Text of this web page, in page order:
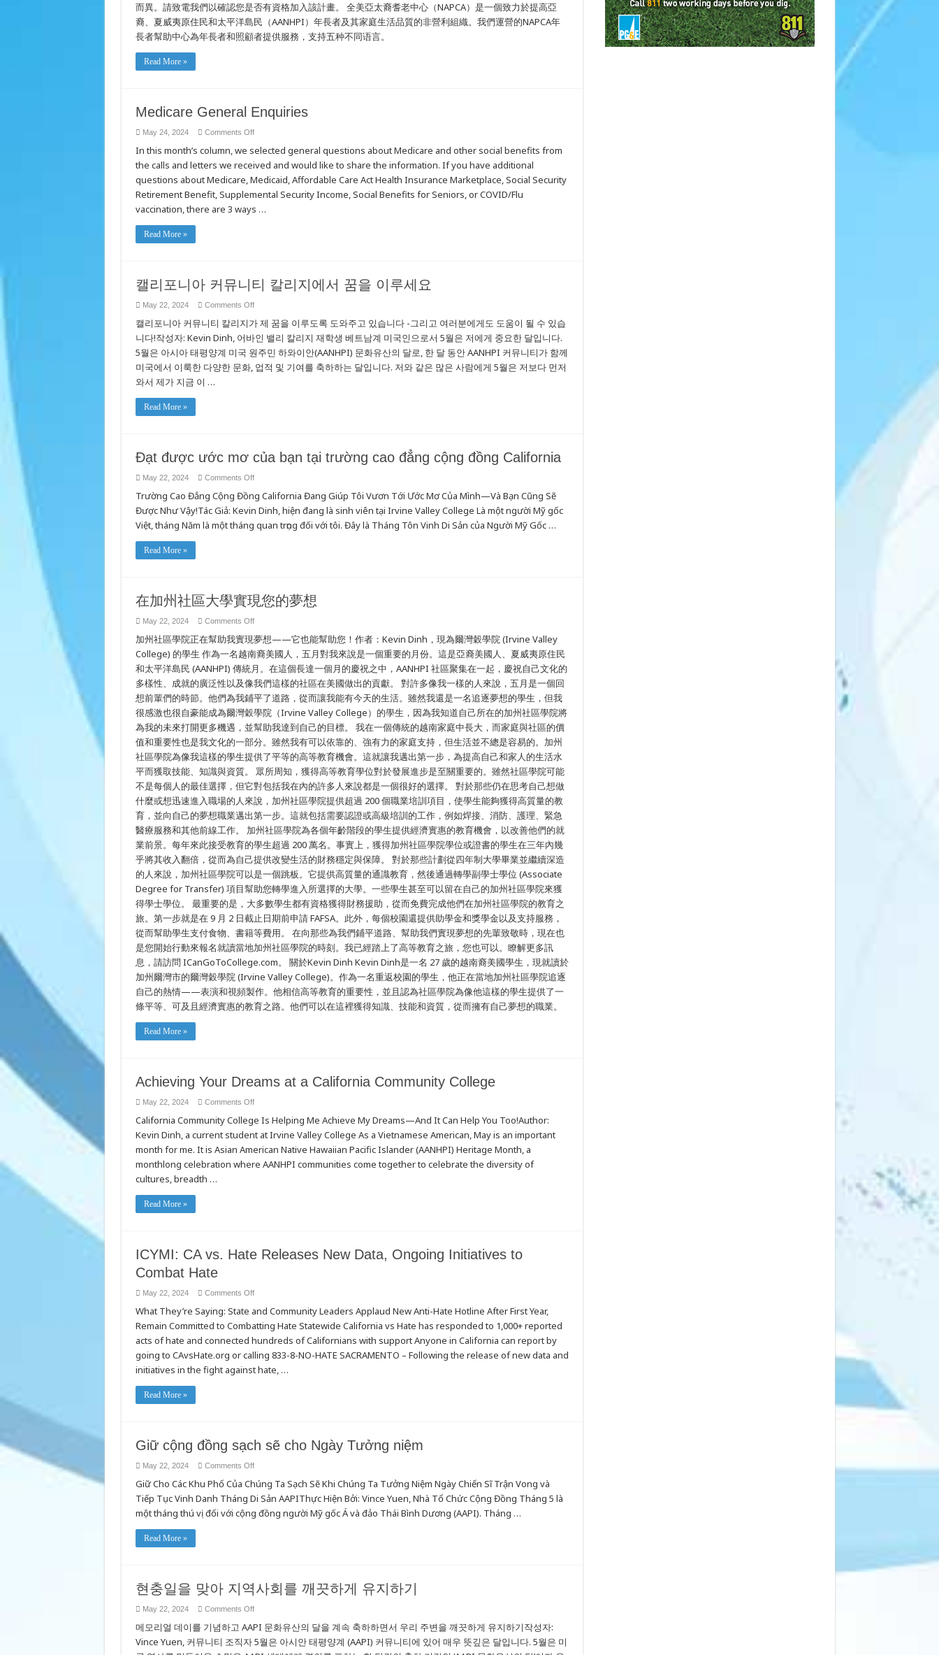
而異。請致電我們以確認您是否有資格加入該計畫。 全美亞太裔耆老中心（NAPCA）是一個致力於提高亞
裔、夏威夷原住民和太平洋島民（AANHPI）年長者及其家庭生活品質的非營利組織。我們運營的NAPCA年
長者幫助中心為年長者和照顧者提供服務，支持五种不同语言。
Read More »
Medicare General Enquiries
May 24, 2024 Comments Offon
General
Enquiries
In this month’s column, we selected general questions about Medicare and other social benefits from
the calls and letters we received and would like to share the information. If you have additional
questions about Medicare, Medicaid, Affordable Care Act Health Insurance Marketplace, Social Security
Retirement Benefit, Supplemental Security Income, Social Benefits for Seniors, or COVID/Flu
vaccination, there are 3 ways …
Read More »
캘리포니아 커뮤니티 칼리지에서 꿈을 이루세요
May 22, 2024 Comments Offon
리
포
니
아
커
꿈
이
세
요
캘리포니아 커뮤니티 칼리지가 제 꿈을 이루도록 도와주고 있습니다 -그리고 여러분에게도 도움이 될 수 있습
니다!작성자: Kevin Dinh, 어바인 밸리 칼리지 재학생 베트남계 미국인으로서 5월은 저에게 중요한 달입니다.
5월은 아시아 태평양계 미국 원주민 하와이안(AANHPI) 문화유산의 달로, 한 달 동안 AANHPI 커뮤니티가 함께
미국에서 이룩한 다양한 문화, 업적 및 기여를 축하하는 달입니다. 저와 같은 많은 사람에게 5월은 저보다 먼저
와서 제가 지금 이 …
Read More »
Đạt được ước mơ của bạn tại trường cao đẳng cộng đồng California
May 22, 2024 Comments Offon
được
ước
mơ
bạn
Trường Cao Đẳng Cộng Đồng California Đang Giúp Tôi Vươn Tới Ước Mơ Của Mình—Và Bạn Cũng Sẽ
Được Như Vậy!Tác Giả: Kevin Dinh, hiện đang là sinh viên tại Irvine Valley College Là một người Mỹ gốc
Việt, tháng Năm là một tháng quan trọng đối với tôi. Đây là Tháng Tôn Vinh Di Sản của Người Mỹ Gốc …
Read More »
在加州社區大學實現您的夢想
May 22, 2024 Comments Offon
加
州
社
區
大
實
現
您
的
夢
想
加州社區學院正在幫助我實現夢想——它也能幫助您！作者：Kevin Dinh，現為爾灣穀學院 (Irvine Valley
College) 的學生 作為一名越南裔美國人，五月對我來說是一個重要的月份。這是亞裔美國人、夏威夷原住民
和太平洋島民 (AANHPI) 傳統月。在這個長達一個月的慶祝之中，AANHPI 社區聚集在一起，慶祝自己文化的
多樣性、成就的廣泛性以及像我們這樣的社區在美國做出的貢獻。 對許多像我一樣的人來說，五月是一個回
想前輩們的時節。他們為我鋪平了道路，從而讓我能有今天的生活。雖然我還是一名追逐夢想的學生，但我
很感激也很自豪能成為爾灣穀學院（Irvine Valley College）的學生，因為我知道自己所在的加州社區學院將
為我的未來打開更多機遇，並幫助我達到自己的目標。 我在一個傳統的越南家庭中長大，而家庭與社區的價
值和重要性也是我文化的一部分。雖然我有可以依靠的、強有力的家庭支持，但生活並不總是容易的。加州
社區學院為像我這樣的學生提供了平等的高等教育機會。這就讓我邁出第一步，為提高自己和家人的生活水
平而獲取技能、知識與資質。 眾所周知，獲得高等教育學位對於發展進步是至關重要的。雖然社區學院可能
不是每個人的最佳選擇，但它對包括我在內的許多人來說都是一個很好的選擇。 對於那些仍在思考自己想做
什麼或想迅速進入職場的人來說，加州社區學院提供超過 200 個職業培訓項目，使學生能夠獲得高質量的教
育，並向自己的夢想職業邁出第一步。這就包括需要認證或高級培訓的工作，例如焊接、消防、護理、緊急
醫療服務和其他前線工作。 加州社區學院為各個年齡階段的學生提供經濟實惠的教育機會，以改善他們的就
業前景。每年來此接受教育的學生超過 200 萬名。事實上，獲得加州社區學院學位或證書的學生在三年內幾
乎將其收入翻倍，從而為自己提供改變生活的財務穩定與保障。 對於那些計劃從四年制大學畢業並繼續深造
的人來說，加州社區學院可以是一個跳板。它提供高質量的通識教育，然後通過轉學副學士學位 (Associate
Degree for Transfer) 項目幫助您轉學進入所選擇的大學。一些學生甚至可以留在自己的加州社區學院來獲
得學士學位。 最重要的是，大多數學生都有資格獲得財務援助，從而免費完成他們在加州社區學院的教育之
旅。第一步就是在 9 月 2 日截止日期前申請 FAFSA。此外，每個校園還提供助學金和獎學金以及支持服務，
從而幫助學生支付食物、書籍等費用。 在向那些為我們鋪平道路、幫助我們實現夢想的先輩致敬時，現在也
是您開始行動來報名就讀當地加州社區學院的時刻。我已經踏上了高等教育之旅，您也可以。瞭解更多訊
息，請訪問 ICanGoToCollege.com。 關於Kevin Dinh Kevin Dinh是一名 27 歲的越南裔美國學生，現就讀於
加州爾灣市的爾灣穀學院 (Irvine Valley College)。作為一名重返校園的學生，他正在當地加州社區學院追逐
自己的熱情——表演和視頻製作。他相信高等教育的重要性，並且認為社區學院為像他這樣的學生提供了一
條平等、可及且經濟實惠的教育之路。他們可以在這裡獲得知識、技能和資質，從而擁有自己夢想的職業。
Read More »
Achieving Your Dreams at a California Community College
May 22, 2024 Comments Offon
Your
Dreams
at
California
Community
College
California Community College Is Helping Me Achieve My Dreams—And It Can Help You Too!Author:
Kevin Dinh, a current student at Irvine Valley College As a Vietnamese American, May is an important
month for me. It is Asian American Native Hawaiian Pacific Islander (AANHPI) Heritage Month, a
monthlong celebration where AANHPI communities come together to celebrate the diversity of
cultures, breadth …
Read More »
ICYMI: CA vs. Hate Releases New Data, Ongoing Initiatives to
Combat Hate
May 22, 2024 Comments Offon
CA
vs.
Hate
Releases
New
Data,
Ongoing
Initiatives
to
What They’re Saying: State and Community Leaders Applaud New Anti-Hate Hotline After First Year,
Remain Committed to Combatting Hate Statewide California vs Hate has responded to 1,000+ reported
acts of hate and connected hundreds of Californians with support Anyone in California can report by
going to CAvsHate.org or calling 833-8-NO-HATE SACRAMENTO – Following the release of new data and
initiatives in the fight against hate, …
Read More »
Giữ cộng đồng sạch sẽ cho Ngày Tưởng niệm
May 22, 2024 Comments Offon
cộng
đồng
sạch
cho
Giữ Cho Các Khu Phố Của Chúng Ta Sạch Sẽ Khi Chúng Ta Tưởng Niệm Ngày Chiến Sĩ Trận Vong và
Tiếp Tục Vinh Danh Tháng Di Sản AAPIThực Hiện Bởi: Vince Yuen, Nhà Tổ Chức Cộng Đồng Tháng 5 là
một tháng thú vị đối với cộng đồng người Mỹ gốc Á và đảo Thái Bình Dương (AAPI). Tháng …
Read More »
현충일을 맞아 지역사회를 깨끗하게 유지하기
May 22, 2024 Comments Offon
충
일
을
메모리얼 데이를 기념하고 AAPI 문화유산의 달을 계속 축하하면서 우리 주변을 깨끗하게 유지하기작성자:
Vince Yuen, 커뮤니티 조직자 5월은 아시안 태평양계 (AAPI) 커뮤니티에 있어 매우 뜻깊은 달입니다. 5월은 미